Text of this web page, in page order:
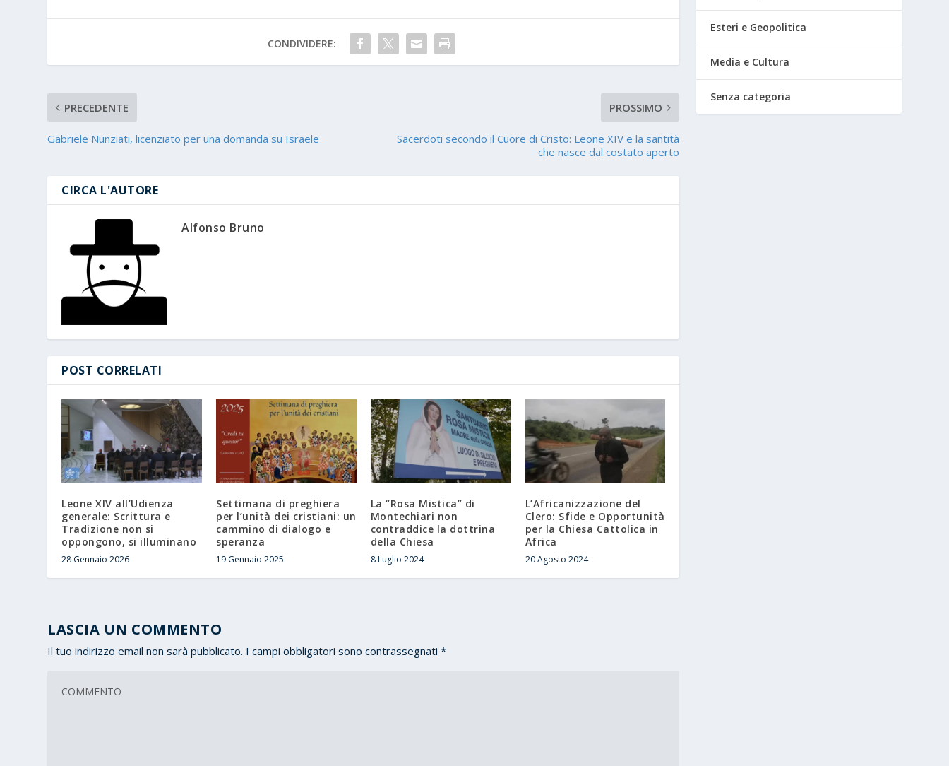
CONDIVIDERE:
PRECEDENTE
Gabriele Nunziati, licenziato per una domanda su Israele
PROSSIMO
Sacerdoti secondo il Cuore di Cristo: Leone XIV e la santità
che nasce dal costato aperto
CIRCA L'AUTORE
Alfonso Bruno
POST CORRELATI
Leone XIV all’Udienza
generale: Scrittura e
Tradizione non si
oppongono, si illuminano
28 Gennaio 2026
Settimana di preghiera
per l’unità dei cristiani: un
cammino di dialogo e
speranza
19 Gennaio 2025
La “Rosa Mistica” di
Montechiari non
contraddice la dottrina
della Chiesa
8 Luglio 2024
L’Africanizzazione del
Clero: Sfide e Opportunità
per la Chiesa Cattolica in
Africa
20 Agosto 2024
LASCIA UN COMMENTO
Il tuo indirizzo email non sarà pubblicato. I campi obbligatori sono contrassegnati*
Esteri e Geopolitica
Media e Cultura
Senza categoria